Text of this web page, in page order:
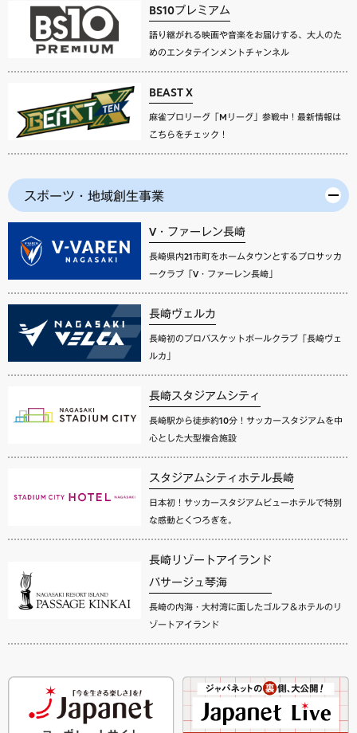
BS10プレミアム
語り継がれる映画や音楽をお届けする、大人のた
めのエンタテインメントチャンネル
BEAST X
麻雀プロリーグ「Mリーグ」参戦中！最新情報は
こちらをチェック！
スポーツ・地域創生事業
V・ファーレン長崎
長崎県内21市町をホームタウンとするプロサッカ
ークラブ「V・ファーレン長崎」
長崎ヴェルカ
長崎初のプロバスケットボールクラブ「長崎ヴェ
ルカ」
長崎スタジアムシティ
長崎駅から徒歩約10分！サッカースタジアムを中
心とした大型複合施設
スタジアムシティホテル長崎
日本初！サッカースタジアムビューホテルで特別
な感動とくつろぎを。
長崎リゾートアイランド
パサージュ琴海
長崎の内海・大村湾に面したゴルフ＆ホテルのリ
ゾートアイランド